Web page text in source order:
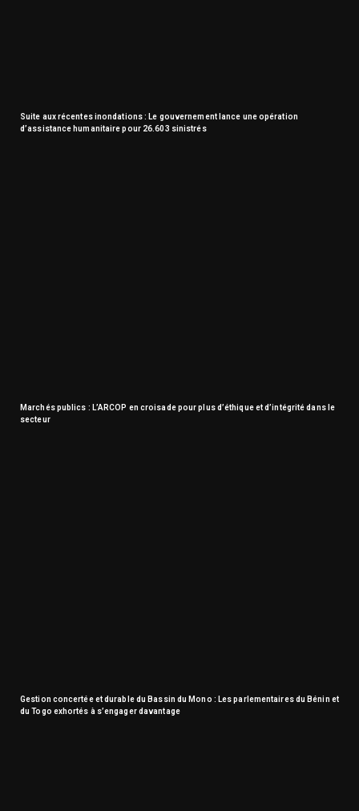
Suite aux récentes inondations : Le gouvernement lance une opération
d’assistance humanitaire pour 26.603 sinistrés
Marchés publics : L’ARCOP en croisade pour plus d’éthique et d’intégrité dans le
secteur
Gestion concertée et durable du Bassin du Mono : Les parlementaires du Bénin et
du Togo exhortés à s’engager davantage